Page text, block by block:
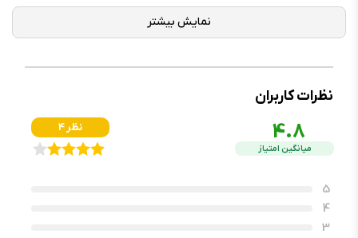
نوع نمایشگر :
Super AMOLED
اندازه نمایشگر :
۶.۶ اینچ
رزولوشن نمایشگر :
تراکم پیکسلی :
سخت‌افزار و سیستم عامل
نظرات کاربران
4.8
میانگین امتیاز
4 نظر
5
4
3